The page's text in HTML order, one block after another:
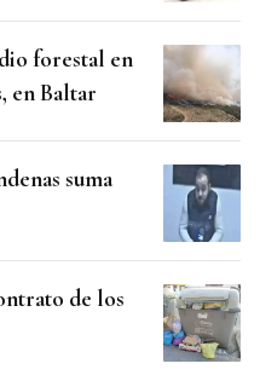
forestal en
en Baltar
suma
de los